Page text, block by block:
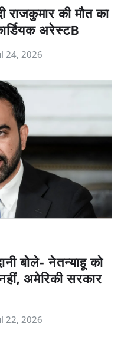
की मौत का
अरेस्टB
24, 2026
बोले- नेतन्याहू को
अमेरिकी सरकार
22, 2026